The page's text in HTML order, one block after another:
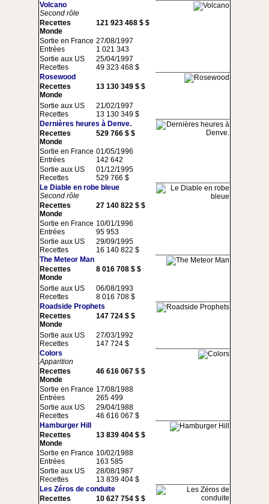
Volcano
Second rôle
Recettes
Monde
121 923 468 $ $
Sortie en France
Entrées
27/08/1997
1 021 343
Sortie aux US
Recettes
25/04/1997
49 323 468 $
Rosewood
Recettes
Monde
13 130 349 $ $
Sortie aux US
Recettes
21/02/1997
13 130 349 $
Dernières heures à Denve.
Recettes
Monde
529 766 $ $
Sortie en France
Entrées
01/05/1996
142 642
Sortie aux US
Recettes
01/12/1995
529 766 $
Le Diable en robe bleue
Second rôle
Recettes
Monde
27 140 822 $ $
Sortie en France
Entrées
10/01/1996
95 953
Sortie aux US
Recettes
29/09/1995
16 140 822 $
The Meteor Man
Recettes
Monde
8 016 708 $ $
Sortie aux US
Recettes
06/08/1993
8 016 708 $
Roadside Prophets
Recettes
Monde
147 724 $ $
Sortie aux US
Recettes
27/03/1992
147 724 $
Colors
Apparition
Recettes
Monde
46 616 067 $ $
Sortie en France
Entrées
17/08/1988
265 499
Sortie aux US
Recettes
29/04/1988
46 616 067 $
Hamburger Hill
Recettes
Monde
13 839 404 $ $
Sortie en France
Entrées
10/02/1988
163 585
Sortie aux US
Recettes
28/08/1987
13 839 404 $
Les Zéros de conduite
Recettes
10 627 754 $ $